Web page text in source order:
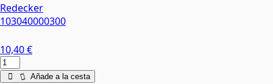
Redecker
103040000300
10,40 €
Añade a la cesta